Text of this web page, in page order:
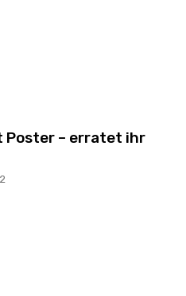
Poster – erratet ihr